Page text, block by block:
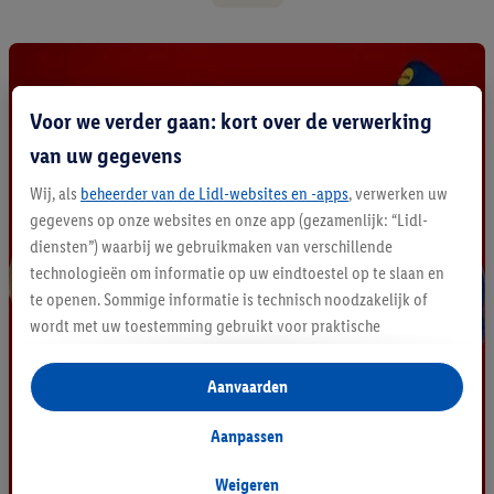
l
r
d
u
c
t
e
Voor we verder gaan: kort over de verwerking
van uw gegevens
Wij, als beheerder van de Lidl-websites en -apps, verwerken uw
gegevens op onze websites en onze app (gezamenlijk: “Lidl-
diensten”) waarbij we gebruikmaken van verschillende
technologieën om informatie op uw eindtoestel op te slaan en
te openen. Sommige informatie is technisch noodzakelijk of
wordt met uw toestemming gebruikt voor praktische
reclame binnen en buiten de Lidl-diensten aan te bieden. Als u
deelneemt aan het Lidl Plus-programma, worden voor deze
doeleinden eveneens gegevens over uw koopgedrag in de
Als u hier uw toestemming geeft voor gepersonaliseerde
Weigeren
Aanpassen
Aanvaarden